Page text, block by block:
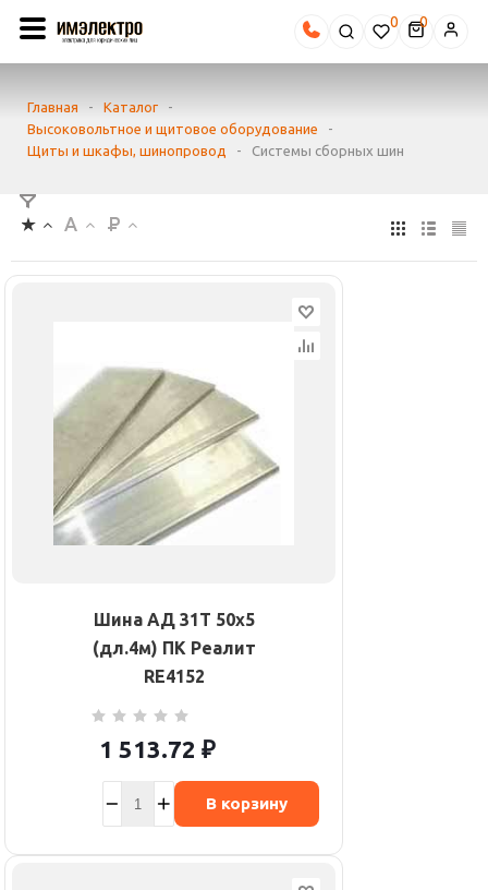
0
Главная - Каталог
-
Высоковольтное и щитовое оборудование
-
Щиты и шкафы, шинопровод
- Системы сборных шин
Шина АД 31Т 50х5
(дл.4м) ПК Реалит
RE4152
1 513.72 ₽
В корзину